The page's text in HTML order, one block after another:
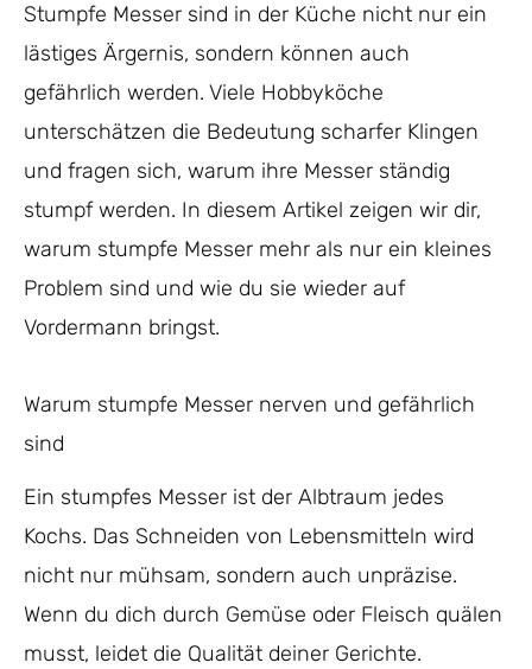
Stumpfe Messer sind in der Küche nicht nur ein
lästiges Ärgernis, sondern können auch
gefährlich werden. Viele Hobbyköche
unterschätzen die Bedeutung scharfer Klingen
und fragen sich, warum ihre Messer ständig
stumpf werden. In diesem Artikel zeigen wir dir,
warum stumpfe Messer mehr als nur ein kleines
Problem sind und wie du sie wieder auf
Vordermann bringst.
Warum stumpfe Messer nerven und gefährlich
sind
Ein stumpfes Messer ist der Albtraum jedes
Kochs. Das Schneiden von Lebensmitteln wird
nicht nur mühsam, sondern auch unpräzise.
Wenn du dich durch Gemüse oder Fleisch quälen
musst, leidet die Qualität deiner Gerichte.